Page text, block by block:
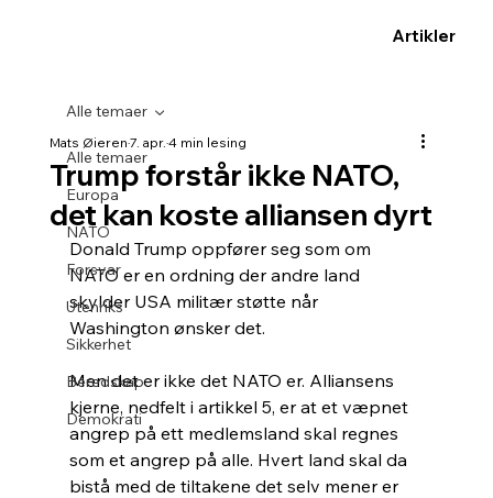
Artikler
Alle temaer
Europa
NATO
Forsvar
Utenriks
Sikkerhet
Beredskap
Demokrati
Alle temaer
Trump forstår ikke NATO,
det kan koste alliansen dyrt
Mats Øieren7. apr. 4 min lesing
Donald Trump oppfører seg som om
NATO er en ordning der andre land
skylder USA militær støtte når
Washington ønsker det.
Men det er ikke det NATO er. Alliansens
kjerne, nedfelt i artikkel 5, er at et væpnet
angrep på ett medlemsland skal regnes
som et angrep på alle. Hvert land skal da
bistå med de tiltakene det selv mener er